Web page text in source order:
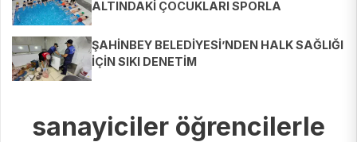
ALTINDAKİ ÇOCUKLARI SPORLA
ŞAHİNBEY BELEDİYESİ’NDEN HALK SAĞLIĞI
İÇİN SIKI DENETİM
sanayiciler öğrencilerle